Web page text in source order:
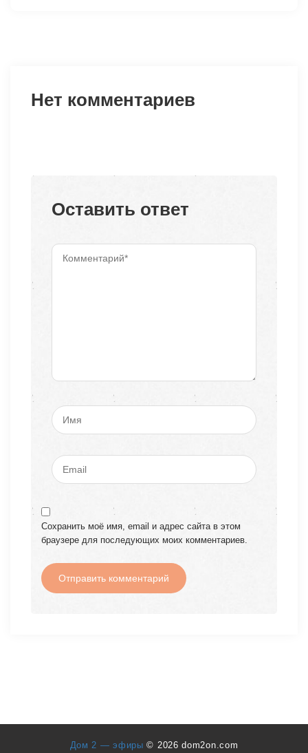
Нет комментариев
Оставить ответ
Сохранить моё имя, email и адрес сайта в этом
браузере для последующих моих комментариев.
Дом 2 — эфиры© 2026 dom2on.com